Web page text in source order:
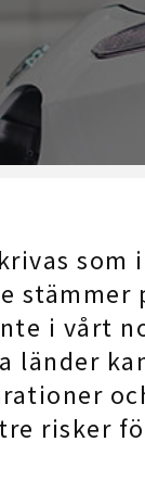
stämmer
i vårt
länder
risker